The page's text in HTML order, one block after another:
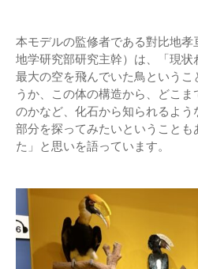
本モデルの監修者である對比地
地学研究部研究主幹）は、「現状
最大の空を飛んでいた鳥という
うか、この体の構造から、どこ
のかなど、化石から知られるよ
部分を探ってみたいということも
た」と思いを語っています。